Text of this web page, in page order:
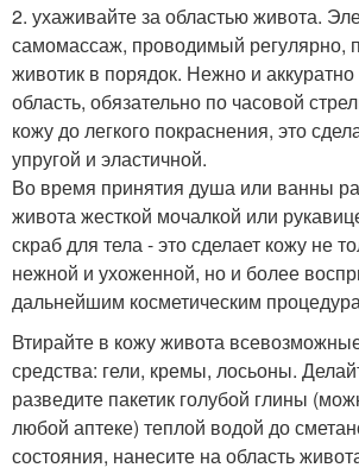
2. ухаживайте за областью живота.
самомассаж, проводимый регулярно,
животик в порядок. Нежно и аккуратно
область, обязательно по часовой
кожу до легкого покраснения, это
упругой и эластичной.
Во время принятия душа или ванны
живота жесткой мочалкой или
скраб для тела - это сделает кожу не
нежной и ухоженной, но и более
дальнейшим косметическим
Втирайте в кожу живота
средства: гели, кремы, лосьоны.
разведите пакетик голубой глины
любой аптеке) теплой водой до
состояния, нанесите на область